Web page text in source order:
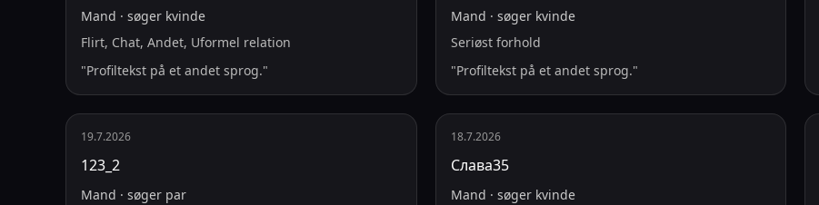
Mand · søger kvinde
Flirt, Chat, Andet, Uformel relation
"Profiltekst på et andet sprog."
Mand · søger kvinde
Seriøst forhold
"Profiltekst på et andet sprog."
19.7.2026
123_2
Mand · søger par
18.7.2026
Слава35
Mand · søger kvinde